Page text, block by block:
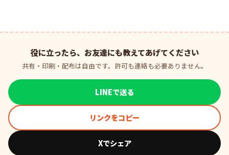
役に立ったら、お友達にも教えてあげてください
共有・印刷・配布は自由です。許可も連絡も必要ありません。
LINEで送る
リンクをコピー
Xでシェア